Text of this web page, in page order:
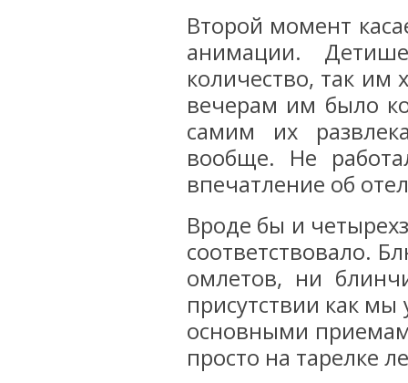
Второй момент
анимации.
количество, так
вечерам им было
самим их
вообще. Не
впечатление об
Вроде бы и
соответствовало.
омлетов, ни
присутствии как
основными
просто на тарелке